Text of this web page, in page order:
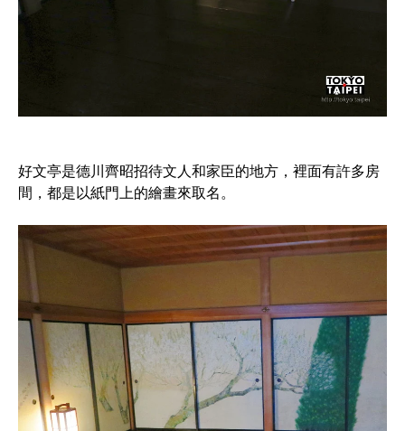
好文亭是德川齊昭招待文人和家臣的地方，裡面有許多房
間，都是以紙門上的繪畫來取名。